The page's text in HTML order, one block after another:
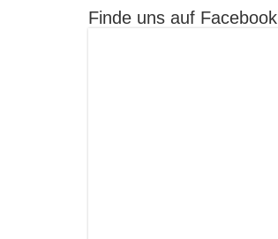
Finde uns auf Facebook